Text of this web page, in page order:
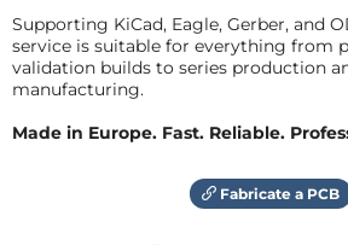
Supporting KiCad, Eagle, Gerber, and
service is suitable for everything from
validation builds to series production
manufacturing.
Made in Europe. Fast. Reliable.
Fabricate a PCB